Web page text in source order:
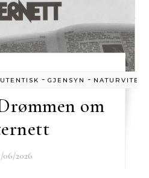
-GJENSYN -
om
06/2026